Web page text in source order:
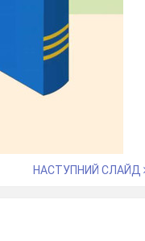
НАСТУПНИЙ СЛАЙД